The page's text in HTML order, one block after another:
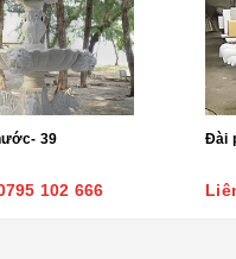
39
102 666
Đài